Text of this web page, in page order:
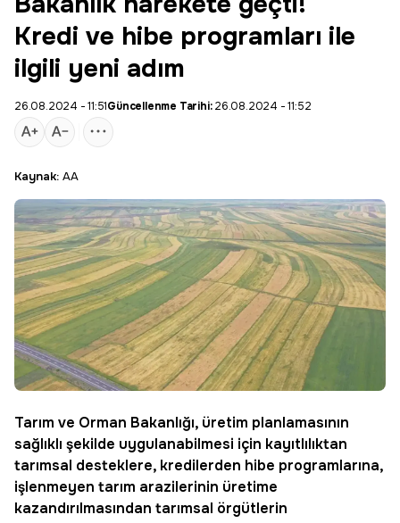
Kredi ve hibe programları ile
ilgili yeni adım
26.08.2024 - 11:51Güncellenme Tarihi:26.08.2024 - 11:52
Kaynak: AA
Tarım ve Orman Bakanlığı, üretim planlamasının
sağlıklı şekilde uygulanabilmesi için kayıtlılıktan
tarımsal desteklere, kredilerden hibe programlarına,
işlenmeyen tarım arazilerinin üretime
kazandırılmasından tarımsal örgütlerin